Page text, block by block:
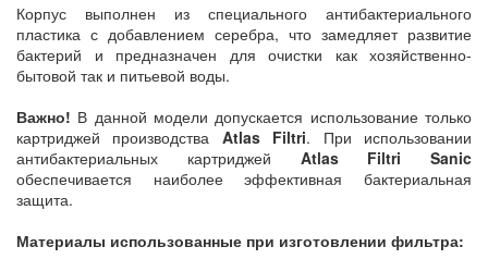
Корпус выполнен из специального антибактериального
пластика с добавлением серебра, что замедляет развитие
бактерий и предназначен для очистки как хозяйственно-
бытовой так и питьевой воды.
Важно! В данной модели допускается использование только
картриджей производства Atlas Filtri. При использовании
антибактериальных картриджей Atlas Filtri Sanic
обеспечивается наиболее эффективная бактериальная
защита.
Материалы использованные при изготовлении фильтра: